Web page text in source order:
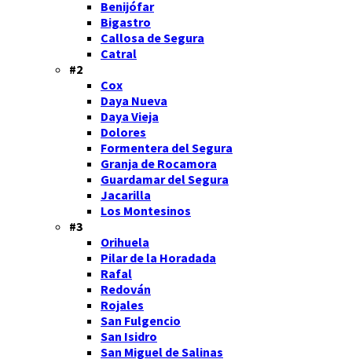
Benijófar
Bigastro
Callosa de Segura
Catral
#2
Cox
Daya Nueva
Daya Vieja
Dolores
Formentera del Segura
Granja de Rocamora
Guardamar del Segura
Jacarilla
Los Montesinos
#3
Orihuela
Pilar de la Horadada
Rafal
Redován
Rojales
San Fulgencio
San Isidro
San Miguel de Salinas